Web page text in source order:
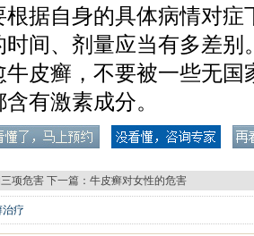
根据自身的具体病情对症
时间、剂量应当有多差别
牛皮癣，不要被一些无国
有激素成分。
项危害 下一篇： 牛皮癣对女性的危害
治疗